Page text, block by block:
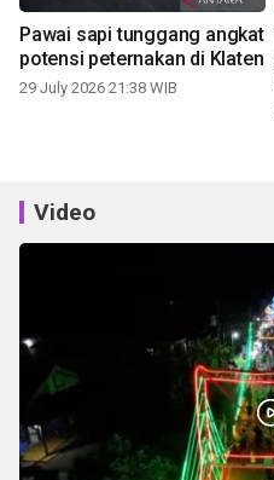
Pawai sapi tunggang angkat
potensi peternakan di Klaten
29 July 2026 21:38 WIB
Video